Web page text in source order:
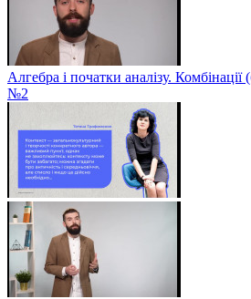
Алгебра і початки аналізу.
№2